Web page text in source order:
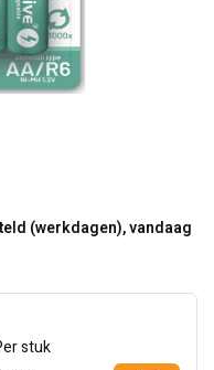
(werkdagen), vandaag
stuk